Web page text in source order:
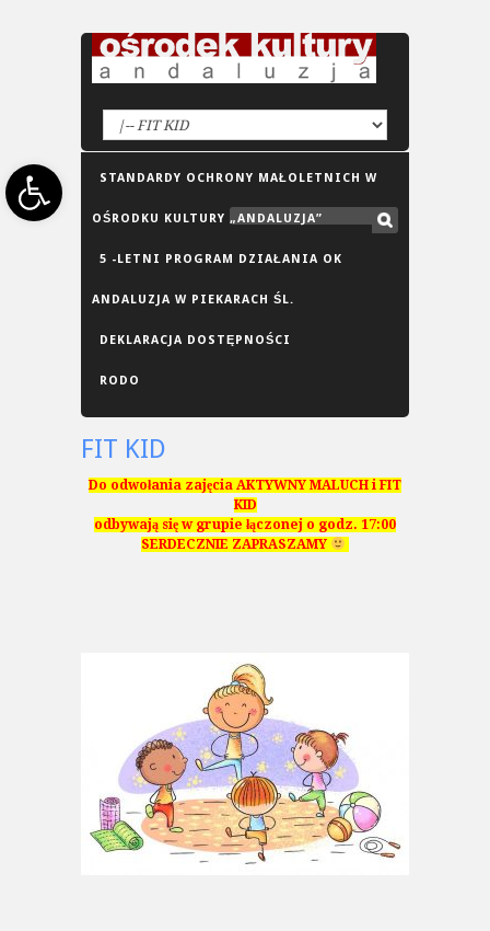
Open toolbarSTANDARDY OCHRONY MAŁOLETNICH W
OŚRODKU KULTURY „ANDALUZJA”
5 -LETNI PROGRAM DZIAŁANIA OK
ANDALUZJA W PIEKARACH ŚL.
DEKLARACJA DOSTĘPNOŚCI
RODO
FIT KID
Do odwołania zajęcia AKTYWNY MALUCH i FIT
KID
odbywają się w grupie łączonej o godz. 17:00
SERDECZNIE ZAPRASZAMY